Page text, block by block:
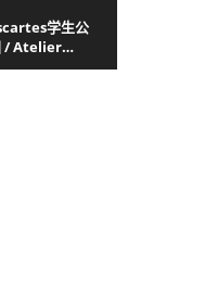
学生公
/ Atelier
Associés